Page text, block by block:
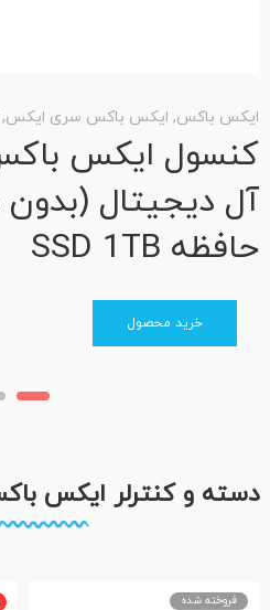
ایکس باکس, ایکس باکس سری ایکس
کنسول ایکس
آل دیجیتال (بدون
حافظه SSD 1TB
خرید محصول
دسته و کنترلر ایکس
فروخته شده